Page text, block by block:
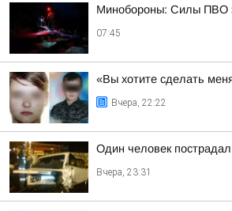
Минобороны: Силы ПВО
07:45
«Вы хотите сделать
Вчера, 22:22
Один человек
Вчера, 23:31